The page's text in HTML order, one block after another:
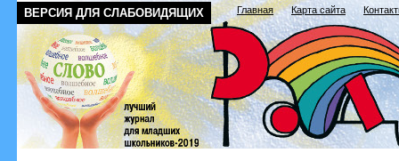
ВЕРСИЯ ДЛЯ СЛАБОВИДЯЩИХ Главная Карта сайта